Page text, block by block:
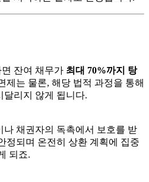
잔여 채무가 최대 70%까지 탕
제는 물론, 해당 법적 과정을 통해
달리지 않게 됩니다.
나 채권자의 독촉에서 보호를 받
정되며 온전히 상환 계획에 집중
되죠.